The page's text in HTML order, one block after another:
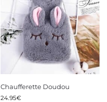
Chaufferette Doudou
24.95€